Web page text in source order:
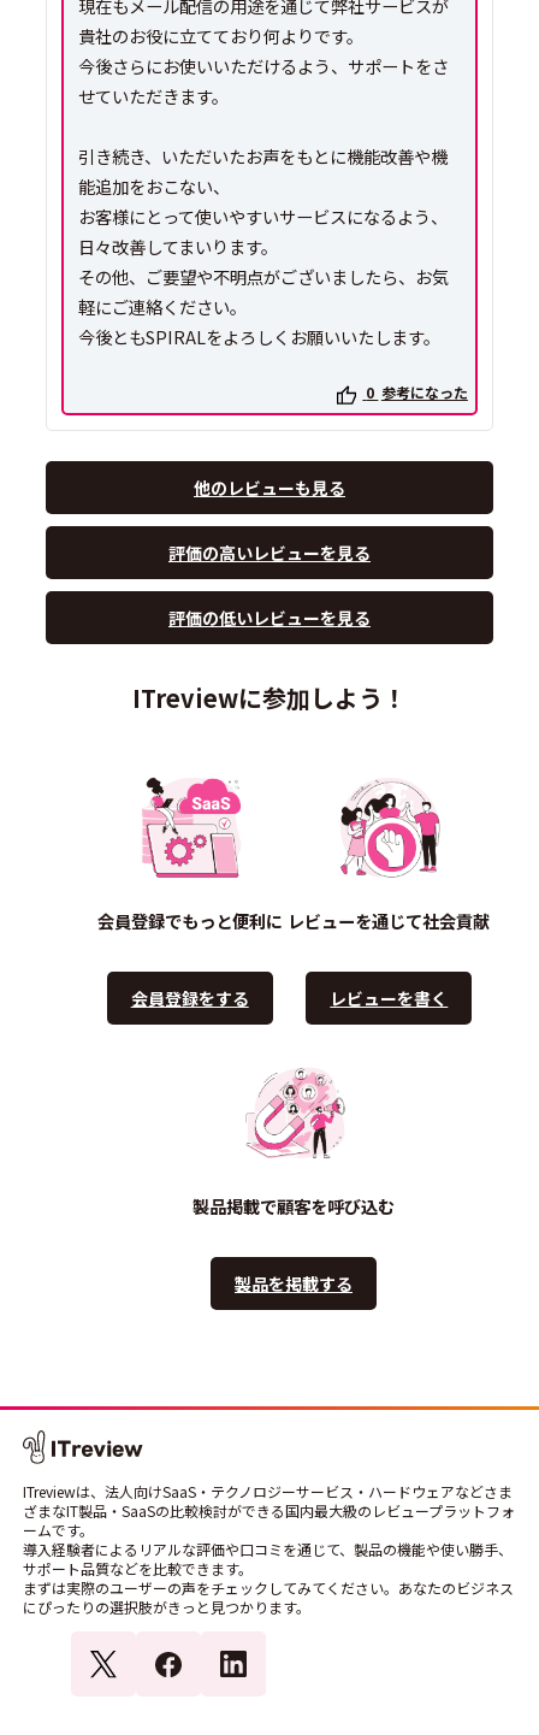
現在もメール配信の用途を通じて弊社サービスが
貴社のお役に立てており何よりです。
今後さらにお使いいただけるよう、サポートをさ
せていただきます。
引き続き、いただいたお声をもとに機能改善や機
能追加をおこない、
お客様にとって使いやすいサービスになるよう、
日々改善してまいります。
その他、ご要望や不明点がございましたら、お気
軽にご連絡ください。
0 参考になった
他のレビューも見る
評価の高いレビューを見る
評価の低いレビューを見る
ITreviewに参加しよう！
会員登録でもっと便利に
会員登録をする
レビューを通じて社会貢献
レビューを書く
製品掲載で顧客を呼び込む
製品を掲載する
ITreviewは、法人向けSaaS・テクノロジーサービス・ハードウェアなどさま
ざまなIT製品・SaaSの比較検討ができる国内最大級のレビュープラットフォ
ームです。
導入経験者によるリアルな評価や口コミを通じて、製品の機能や使い勝手、
サポート品質などを比較できます。
まずは実際のユーザーの声をチェックしてみてください。あなたのビジネス
にぴったりの選択肢がきっと見つかります。